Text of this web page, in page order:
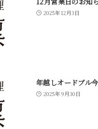
2025年12月3日
年越しオードブル
2025年9月30日